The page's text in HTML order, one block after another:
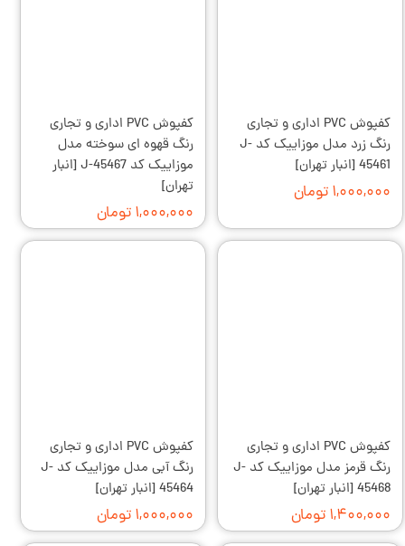
کفپوش PVC اداری و تجاری
رنگ زرد مدل موزاییک کد J-
45461 [انبار تهران]
۱,۰۰۰,۰۰۰ تومان
کفپوش PVC اداری و تجاری
رنگ قهوه ای سوخته مدل
موزاییک کد J-45467 [انبار
تهران]
۱,۰۰۰,۰۰۰ تومان
کفپوش PVC اداری و تجاری
رنگ قرمز مدل موزاییک کد J-
45468 [انبار تهران]
۱,۴۰۰,۰۰۰ تومان
کفپوش PVC اداری و تجاری
رنگ آبی مدل موزاییک کد J-
45464 [انبار تهران]
۱,۰۰۰,۰۰۰ تومان